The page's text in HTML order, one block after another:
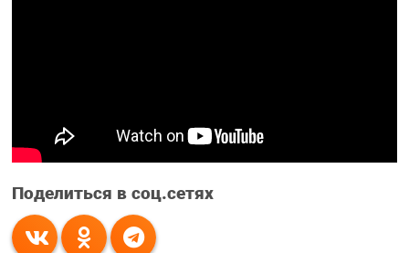
Поделиться в соц.сетях